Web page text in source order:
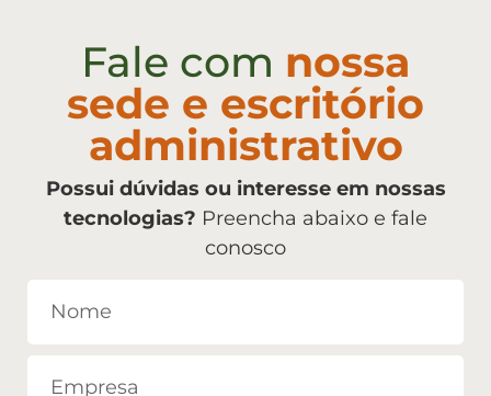
Fale com nossa
sede e escritório
administrativo
Possui dúvidas ou interesse em nossas
tecnologias? Preencha abaixo e fale
conosco